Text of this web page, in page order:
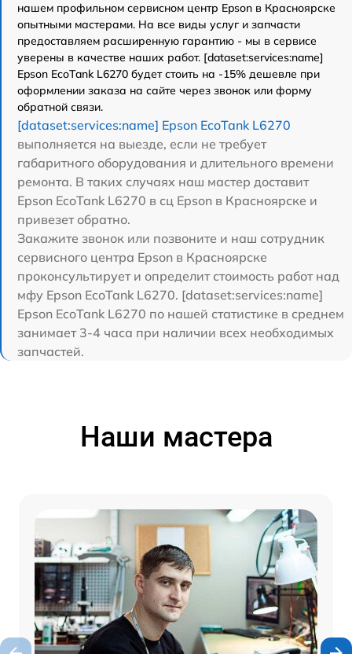
нашем профильном сервисном центр Epson в Красноярске
опытными мастерами. На все виды услуг и запчасти
предоставляем расширенную гарантию - мы в сервисе
уверены в качестве наших работ. [dataset:services:name]
Epson EcoTank L6270 будет стоить на -15% дешевле при
оформлении заказа на сайте через звонок или форму
обратной связи.
[dataset:services:name] Epson EcoTank L6270
выполняется на выезде, если не требует
габаритного оборудования и длительного времени
ремонта. В таких случаях наш мастер доставит
Epson EcoTank L6270 в сц Epson в Красноярске и
привезет обратно.
Закажите звонок или позвоните и наш сотрудник
сервисного центра Epson в Красноярске
проконсультирует и определит стоимость работ над
мфу Epson EcoTank L6270. [dataset:services:name]
Epson EcoTank L6270 по нашей статистике в среднем
занимает 3-4 часа при наличии всех необходимых
запчастей.
Наши мастера